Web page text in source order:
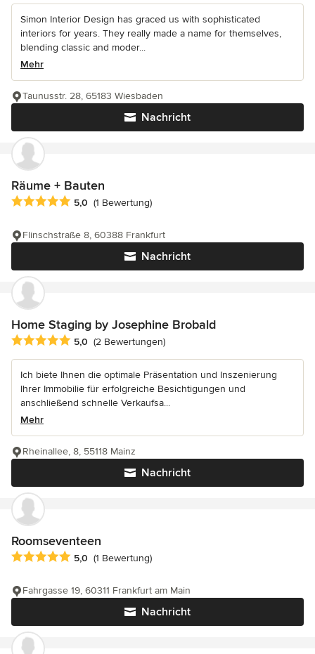
Simon Interior Design has graced us with sophisticated
interiors for years. They really made a name for themselves,
blending classic and moder...
Mehr
Nachricht
Taunusstr. 28, 65183 Wiesbaden
Räume + Bauten
Durchschnittliche Bewertung: 5 von 5 Sternen
5,0 (1 Bewertung)
Nachricht
Flinschstraße 8, 60388 Frankfurt
Home Staging by Josephine Brobald
Durchschnittliche Bewertung: 5 von 5 Sternen
5,0 (2 Bewertungen)
Ich biete Ihnen die optimale Präsentation und Inszenierung
Ihrer Immobilie für erfolgreiche Besichtigungen und
anschließend schnelle Verkaufsa...
Mehr
Nachricht
Rheinallee, 8, 55118 Mainz
Roomseventeen
Durchschnittliche Bewertung: 5 von 5 Sternen
5,0 (1 Bewertung)
Nachricht
Fahrgasse 19, 60311 Frankfurt am Main